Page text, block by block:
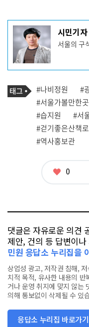
기
사
작
성
자
프
필
시민기
서울의 구
기
사
관
련
태
그
태
그
#나비정원 #
#서울가볼만한곳
#습지원
#서
#걷기좋은산책로
#역사홍보관
좋
0
댓글은 자유로운 의견
제안, 건의 등 답변이
민원 응답소 누리집을
상업성 광고, 저작권 침해,
치적 목적, 유사한 내용의
거나 운영 취지에 맞지 않는
의해 통보없이 삭제될 수 있
응답소 누리집 바로가기